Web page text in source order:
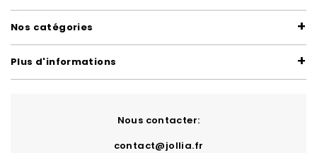
Nos catégories
Plus d'informations
Nous contacter:
contact@jollia.fr